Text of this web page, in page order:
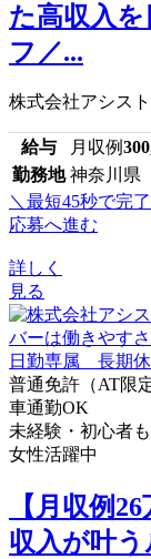
た高収入
フ／...
株式会社アシス
給与 月収例
勤務地 神奈川県
＼最短45秒で完
応募へ進む
詳しく
見る
普通免許（AT限定
車通勤OK
未経験・初心者
女性活躍中
【月収例
収入が叶